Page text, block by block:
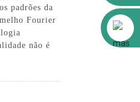
Alibaba
padrões da
Fourier
não é